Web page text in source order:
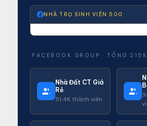
NHÀ TRỌ SINH VIÊN 500
FACEBOOK GROUP · TỔNG
Nhà Đất CT Giá
Rẻ
51.4K thành viên